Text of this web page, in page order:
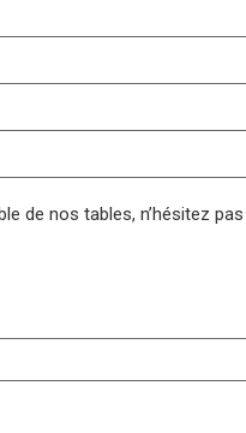
de nos tables, n’hésitez